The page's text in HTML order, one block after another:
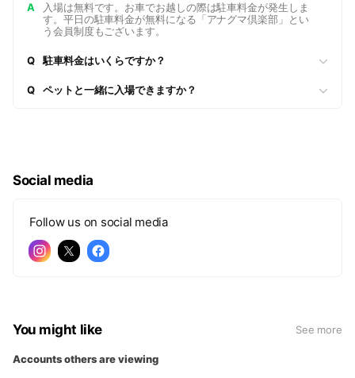
A
入場は無料です。お車でお越しの際は駐車料金が発生しま
す。平日の駐車料金が無料になる「アナグマ倶楽部」とい
う会員制度もございます。
Q 駐車料金はいくらですか？
Q ペットと一緒に入場できますか？
Social media
Follow us on social media
You might like See more
Accounts others are viewing